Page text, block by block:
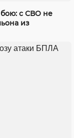
с СВО не
из